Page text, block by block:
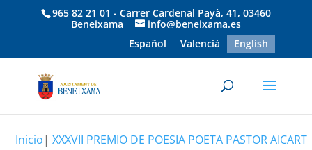
965 82 21 01 - Carrer Cardenal Payà, 41, 03460
Beneixama
info@beneixama.es
Español
Valencià English
Inicio|XXXVII PREMIO DE POESIA POETA PASTOR AICART